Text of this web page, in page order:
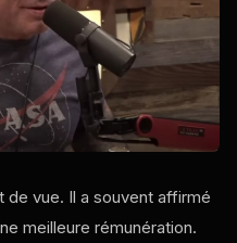
de vue. Il a souvent affirmé
meilleure rémunération.